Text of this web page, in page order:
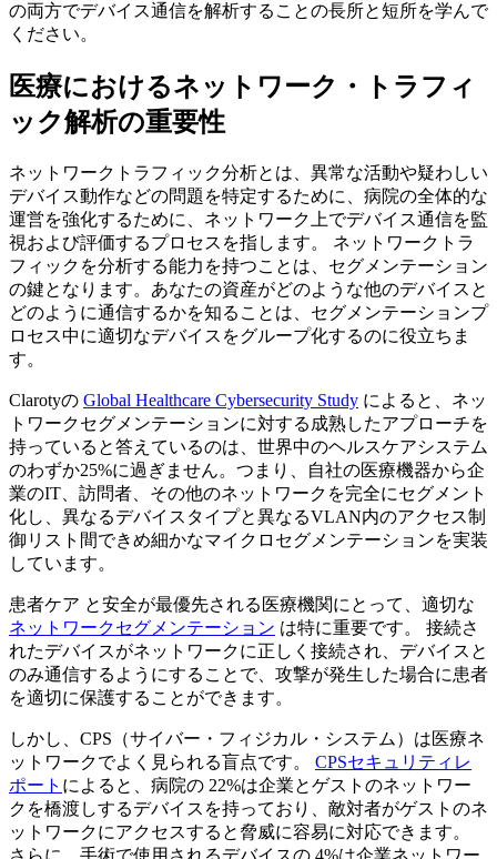
の両方でデバイス通信を解析することの長所と短所を学んで
ください。
医療におけるネットワーク・トラフィ
ック解析の重要性
ネットワークトラフィック分析とは、異常な活動や疑わしい
デバイス動作などの問題を特定するために、病院の全体的な
運営を強化するために、ネットワーク上でデバイス通信を監
視および評価するプロセスを指します。 ネットワークトラ
フィックを分析する能力を持つことは、セグメンテーション
の鍵となります。あなたの資産がどのような他のデバイスと
どのように通信するかを知ることは、セグメンテーションプ
ロセス中に適切なデバイスをグループ化するのに役立ちま
す。
Clarotyの Global Healthcare Cybersecurity Study によると、ネッ
トワークセグメンテーションに対する成熟したアプローチを
持っていると答えているのは、世界中のヘルスケアシステム
のわずか25%に過ぎません。つまり、自社の医療機器から企
業のIT、訪問者、その他のネットワークを完全にセグメント
化し、異なるデバイスタイプと異なるVLAN内のアクセス制
御リスト間できめ細かなマイクロセグメンテーションを実装
しています。
患者ケア と安全が最優先される医療機関にとって、適切な
ネットワークセグメンテーション は特に重要です。 接続さ
れたデバイスがネットワークに正しく接続され、デバイスと
のみ通信するようにすることで、攻撃が発生した場合に患者
を適切に保護することができます。
しかし、CPS（サイバー・フィジカル・システム）は医療ネ
ットワークでよく見られる盲点です。 CPSセキュリティレ
ポート によると、病院の 22%は企業とゲストのネットワー
クを橋渡しするデバイスを持っており、敵対者がゲストのネ
ットワークにアクセスすると脅威に容易に対応できます。
さらに、手術で使用されるデバイスの 4%は企業ネットワー